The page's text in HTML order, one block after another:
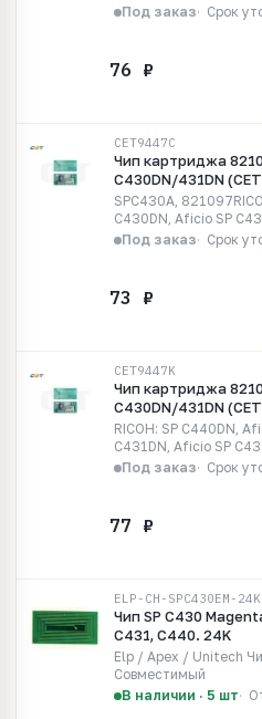
Под заказ
Срок
CET9447C
Чип картриджа
C430DN/431DN
CET9447C
SPC430A,
C430DN, Aficio SP
Под заказ
Срок
CET9447K
Чип картриджа
C430DN/431DN
CET9447K
RICOH: SP C440DN,
C431DN, Aficio SP
Под заказ
Срок
ELP-CH-SPC430EM-24K
Чип SP C430
C431, C440. 24K
Elp / Apex / Unitech
Совместимый
В наличии · 5 шт